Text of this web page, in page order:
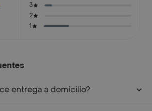
3
2
1
entrega a domicilio?